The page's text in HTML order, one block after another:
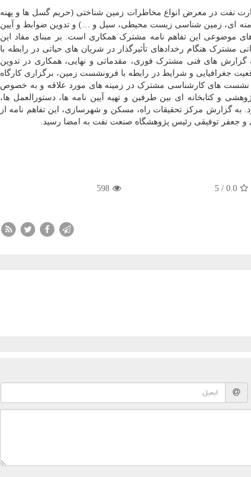
نفت در معرض انواع مخاطرات زمین شناختی (حریم گسل ها و پهنه
ای، زمین شناسی زیست محیطی، سیل و …) و تدوین ضوابط و آیین
موضوعی این تفاهم نامه مشترک همکاری است. بر مبنای مفاد این
میدانی مشترک هنگام رخدادهای تأثیرگذار در شریان های حیاتی در رابطه با
گزارش های فنی مشترک فوری، مقدماتی و نهایی، همکاری در تدوین
جغرافیایی و شرایط در رابطه با فرونشست زمین، برگزاری کارگاه
های کارشناسی مشترک در زمینه های مورد علاقه و به خصوص
و کتابخانه ای بین طرفین و تهیه آیین نامه ها، دستورالعمل ها،
گزارش مرکز تحقیقات راه، مسکن و شهرسازی، این تفاهم نامه از
جعفر توفیقی رئیس پژوهشگاه صنعت نفت به امضا رسید.
0.0
/
5
598